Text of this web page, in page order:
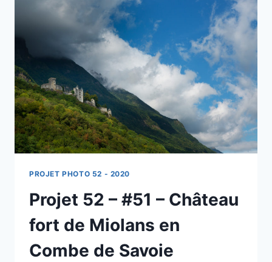
DEPUIS
LA
MONTAGNE
DE
CESSENS
PROJET PHOTO 52 - 2020
Projet 52 – #51 – Château
fort de Miolans en
Combe de Savoie